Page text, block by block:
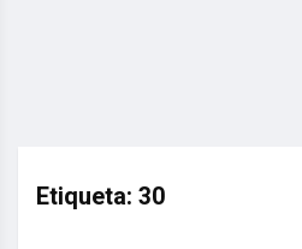
Etiqueta: 30